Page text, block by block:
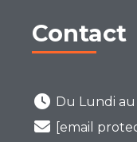
Contact
Du Lundi au
[email